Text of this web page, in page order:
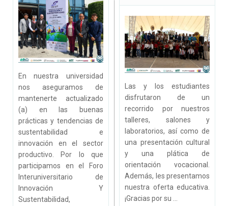
En nuestra universidad
nos aseguramos de
mantenerte actualizado
(a) en las buenas
prácticas y tendencias de
sustentabilidad e
innovación en el sector
productivo. Por lo que
participamos en el Foro
Interuniversitario de
Innovación Y
Sustentabilidad,
Las y los estudiantes
disfrutaron de un
recorrido por nuestros
talleres, salones y
laboratorios, así como de
una presentación cultural
y una plática de
orientación vocacional.
Además, les presentamos
nuestra oferta educativa.
¡Gracias por su ...